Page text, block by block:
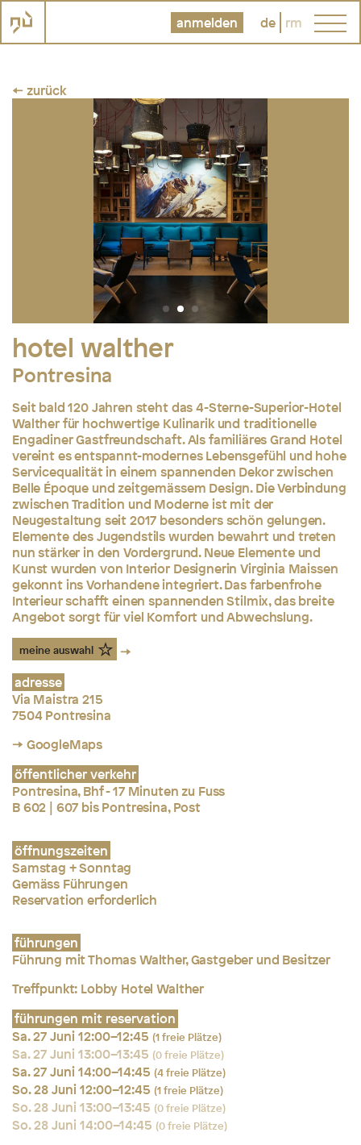
anmelden de rm
← zurück
hotel walther
Pontresina
Seit bald 120 Jahren steht das 4-Sterne-Superior-Hotel
Walther für hochwertige Kulinarik und traditionelle
Engadiner Gastfreundschaft. Als familiäres Grand Hotel
vereint es entspannt-modernes Lebensgefühl und hohe
Servicequalität in einem spannenden Dekor zwischen
Belle Époque und zeitgemässem Design. Die Verbindung
zwischen Tradition und Moderne ist mit der
Neugestaltung seit 2017 besonders schön gelungen.
Elemente des Jugendstils wurden bewahrt und treten
nun stärker in den Vordergrund. Neue Elemente und
Kunst wurden von Interior Designerin Virginia Maissen
gekonnt ins Vorhandene integriert. Das farbenfrohe
Interieur schafft einen spannenden Stilmix, das breite
Angebot sorgt für viel Komfort und Abwechslung.
meine auswahl
adresse
Via Maistra 215
7504 Pontresina
→ GoogleMaps
öffentlicher verkehr
Pontresina, Bhf - 17 Minuten zu Fuss
B 602 | 607 bis Pontresina, Post
öffnungszeiten
Samstag + Sonntag
Gemäss Führungen
Reservation erforderlich
führungen
Führung mit Thomas Walther, Gastgeber und Besitzer
Treffpunkt: Lobby Hotel Walther
führungen mit reservation
Sa. 27 Juni 12:00–12:45 (1 freie Plätze)
Sa. 27 Juni 13:00–13:45 (0 freie Plätze)
Sa. 27 Juni 14:00–14:45 (4 freie Plätze)
So. 28 Juni 12:00–12:45 (1 freie Plätze)
So. 28 Juni 13:00–13:45 (0 freie Plätze)
So. 28 Juni 14:00–14:45 (0 freie Plätze)